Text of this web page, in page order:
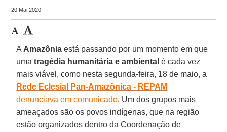
20 Mai 2020
A Amazônia está passando por um momento em que
umatragédia humanitária e ambiental é cada vez
mais viável, como nesta segunda-feira, 18 de maio, a
Rede Eclesial Pan-Amazônica - REPAM
denunciava em comunicado. Um dos grupos mais
ameaçados são os povos indígenas, que na região
estão organizados dentro da Coordenação de